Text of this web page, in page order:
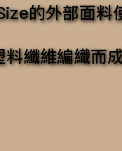
的外部面料
纖維編織而成